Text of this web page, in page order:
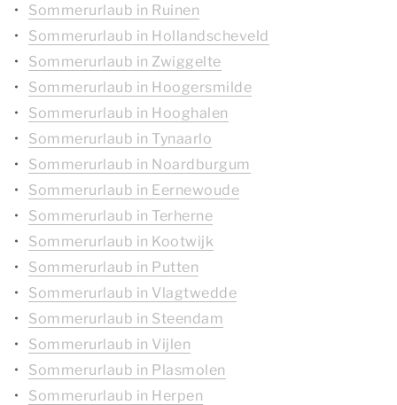
Sommerurlaub in Ruinen
Sommerurlaub in Hollandscheveld
Sommerurlaub in Zwiggelte
Sommerurlaub in Hoogersmilde
Sommerurlaub in Hooghalen
Sommerurlaub in Tynaarlo
Sommerurlaub in Noardburgum
Sommerurlaub in Eernewoude
Sommerurlaub in Terherne
Sommerurlaub in Kootwijk
Sommerurlaub in Putten
Sommerurlaub in Vlagtwedde
Sommerurlaub in Steendam
Sommerurlaub in Vijlen
Sommerurlaub in Plasmolen
Sommerurlaub in Herpen